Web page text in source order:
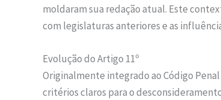
moldaram sua redação atual. Este
com legislaturas anteriores e as
Evolução do Artigo 11º
Originalmente integrado ao Código Penal
critérios claros para o